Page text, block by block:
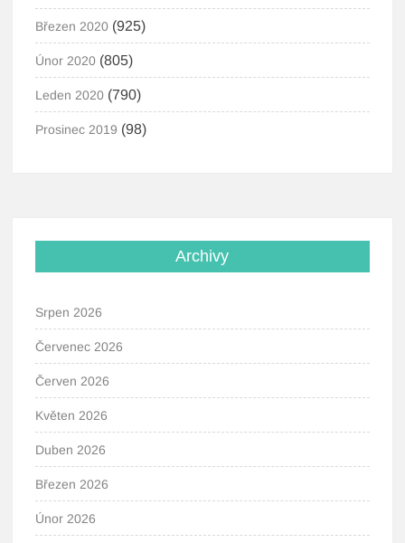
Březen 2020 (925)
Únor 2020 (805)
Leden 2020 (790)
Prosinec 2019 (98)
Archivy
Srpen 2026
Červenec 2026
Červen 2026
Květen 2026
Duben 2026
Březen 2026
Únor 2026